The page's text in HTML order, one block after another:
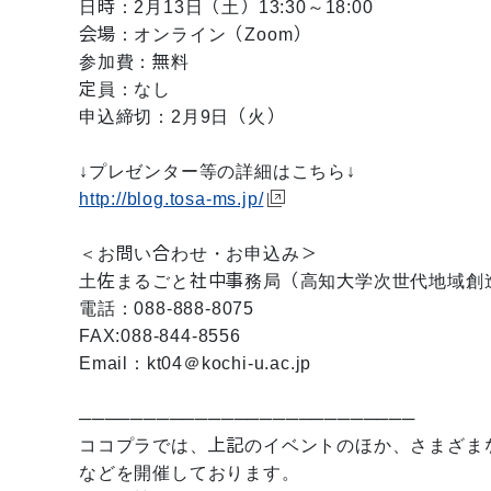
日時：2月13日（土）13:30～18:00
会場：オンライン（Zoom）
参加費：無料
定員：なし
申込締切：2月9日（火）
↓プレゼンター等の詳細はこちら↓
http://blog.tosa-ms.jp/
＜お問い合わせ・お申込み＞
土佐まるごと社中事務局（高知大学次世代地域創
電話：088-888-8075
FAX:088-844-8556
Email：kt04＠kochi-u.ac.jp
──────────────────────────
ココプラでは、上記のイベントのほか、さまざま
などを開催しております。